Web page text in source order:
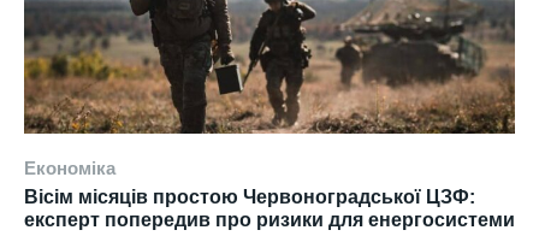
Економіка
Вісім місяців простою Червоноградської ЦЗФ:
експерт попередив про ризики для енергосистеми